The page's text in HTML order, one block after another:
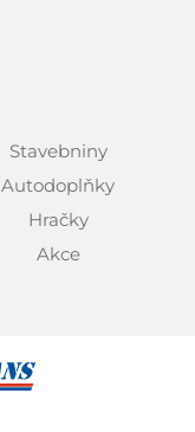
Stavebniny
Autodoplňky
Hračky
Akce